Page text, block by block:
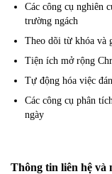
Các công cụ nghiên
trường ngách
Theo dõi từ khóa và
Tiện ích mở rộng
Tự động hóa việc
Các công cụ phân
ngày
Thông tin liên hệ và